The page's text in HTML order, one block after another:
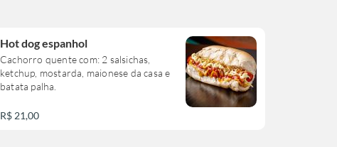
Hot dog espanhol
Cachorro quente com: 2 salsichas,
ketchup, mostarda, maionese da casa e
batata palha.
R$ 21,00